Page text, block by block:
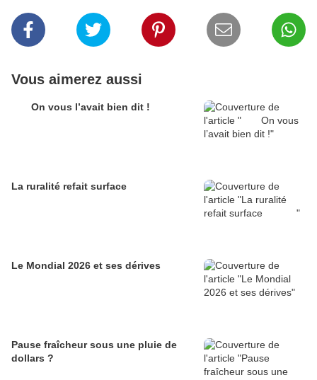
Vous aimerez aussi
On vous l’avait bien dit !
Le Mondial 2026 et ses dérives
Pause fraîcheur sous une pluie de
dollars ?